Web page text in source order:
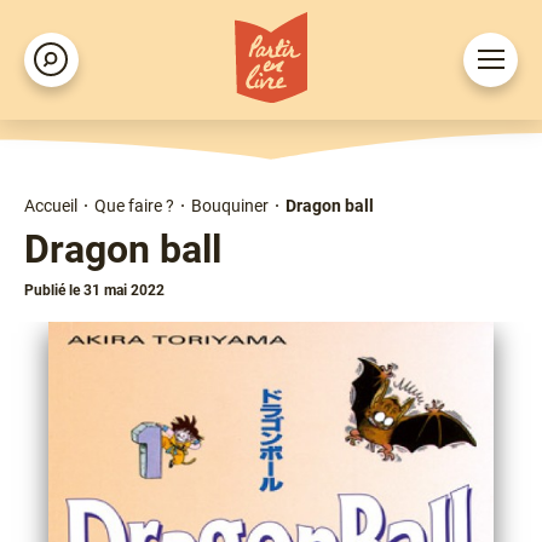
Aller
au
contenu
principal
Rechercher
Ouvrir
le
d'Ariane
Accueil Que faire ? Bouquiner Dragon ball
Dragon ball
Publié le 31 mai 2022